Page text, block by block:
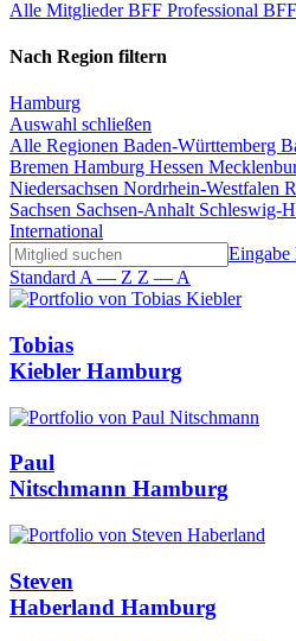
Alle MitgliederBFF Professional
Nach Region filtern
Hamburg
Auswahl schließen
Alle Regionen Baden-Württemberg
Bremen Hamburg Hessen
Niedersachsen Nordrhein-Westfalen
Sachsen Sachsen-Anhalt Schleswig-
International
Eingabe
Standard A — Z Z — A
Tobias
Kiebler Hamburg
Paul
Nitschmann Hamburg
Steven
Haberland Hamburg